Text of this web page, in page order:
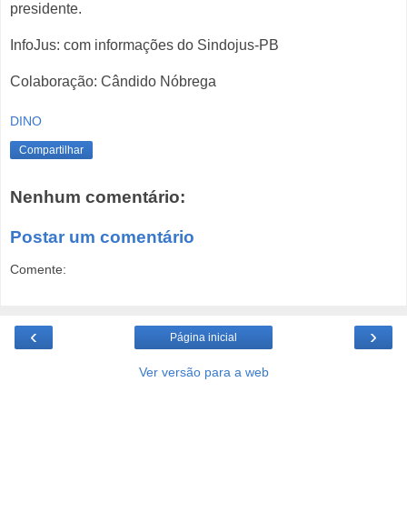
presidente.
InfoJus: com informações do Sindojus-PB
Colaboração: Cândido Nóbrega
DINO
Compartilhar
Nenhum comentário:
Postar um comentário
Comente:
‹ ›
Página inicial
Ver versão para a web